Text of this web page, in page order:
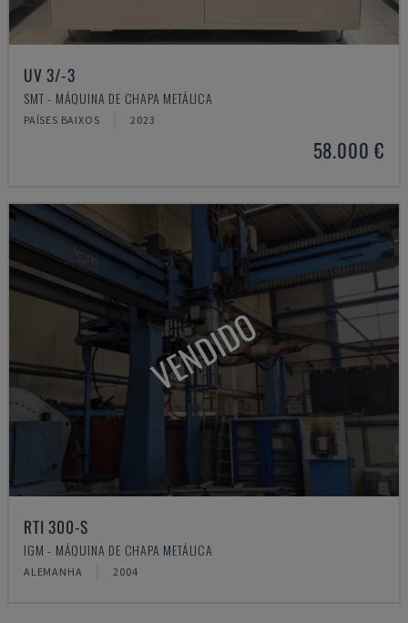
UV 3/-3
SMT - MÁQUINA DE CHAPA METÁLICA
PAÍSES BAIXOS 2023
58.000 €
VENDIDO
RTI 300-S
IGM - MÁQUINA DE CHAPA METÁLICA
ALEMANHA 2004